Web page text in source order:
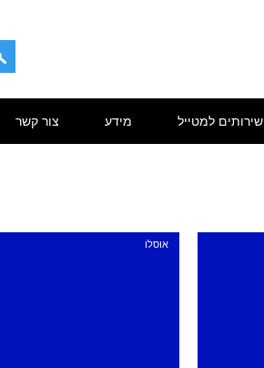
שירותים למטייל מידע צור קשר
אוסלו